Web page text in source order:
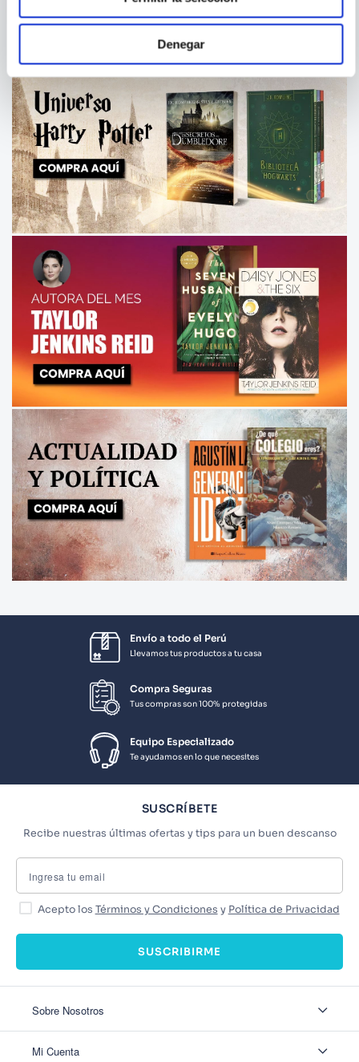
Denegar
Envío a todo el Perú
Llevamos tus productos a tu casa
Compra Seguras
Tus compras son 100% protegidas
Equipo Especializado
Te ayudamos en lo que necesites
SUSCRÍBETE
Recibe nuestras últimas ofertas y tips para un buen descanso
Acepto los Términos y Condiciones y Política de Privacidad
SUSCRIBIRME
Sobre Nosotros
Nuestas tiendas
Mi Cuenta